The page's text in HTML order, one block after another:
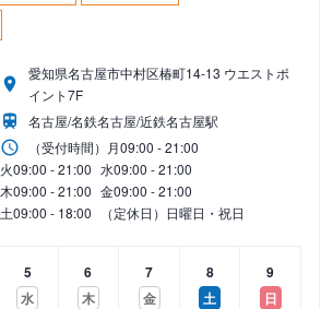
愛知県名古屋市中村区椿町14-13 ウエストポ
イント7F
名古屋/名鉄名古屋/近鉄名古屋駅
（受付時間） 月09:00 - 21:00
火09:00 - 21:00 水09:00 - 21:00
木09:00 - 21:00 金09:00 - 21:00
土09:00 - 18:00 （定休日）日曜日・祝日
5
水
6
木
7
金
8
土
9
日